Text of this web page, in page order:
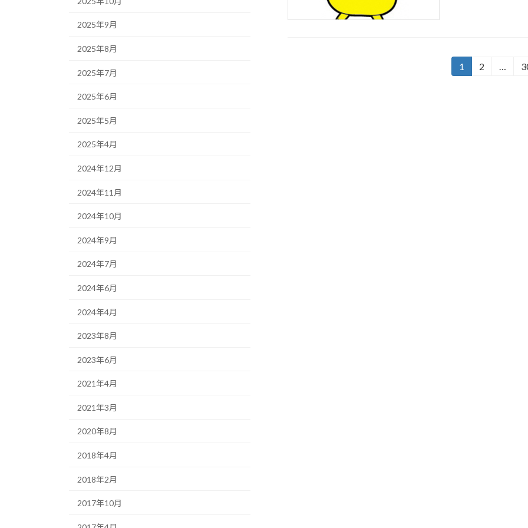
固
1
固
2 …
2025年9月
2025年8月
2025年7月
2025年6月
2025年5月
2025年4月
2024年12月
2024年11月
2024年10月
2024年9月
2024年7月
2024年6月
2024年4月
2023年8月
2023年6月
2021年4月
2021年3月
2020年8月
2018年4月
2018年2月
2017年10月